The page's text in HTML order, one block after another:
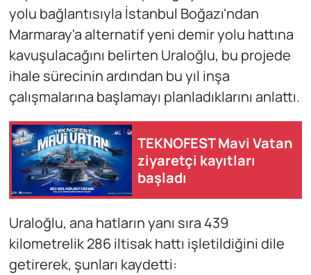
yolu bağlantısıyla İstanbul Boğazı'ndan
Marmaray'a alternatif yeni demir yolu hattına
kavuşulacağını belirten Uraloğlu, bu projede
ihale sürecinin ardından bu yıl inşa
çalışmalarına başlamayı planladıklarını anlattı.
TEKNOFEST Mavi Vatan
ziyaretçi kayıtları
başladı
Uraloğlu, ana hatların yanı sıra 439
kilometrelik 286 iltisak hattı işletildiğini dile
getirerek, şunları kaydetti: